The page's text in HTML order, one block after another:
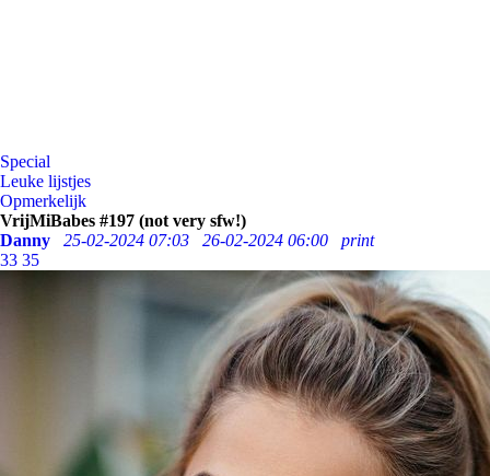
Special
Leuke lijstjes
Opmerkelijk
VrijMiBabes #197 (not very sfw!)
Danny
25-02-2024 07:03 26-02-2024 06:00
print
33 35